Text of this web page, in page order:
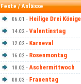
Feste / Anlässe
06.01 - Heilige Drei Könige
14.02 - Valentinstag
12.02 - Karneval
16.02 - Rosenmontag
18.02 - Aschermittwoch
08.03 - Frauentag